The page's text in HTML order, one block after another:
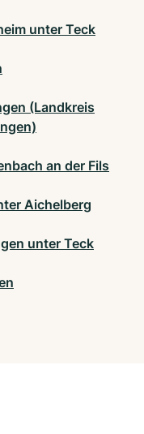
unter Teck
(Landkreis
an der Fils
Aichelberg
unter Teck